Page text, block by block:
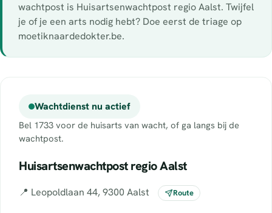
wachtpost is Huisartsenwachtpost regio Aalst. Twijfel
je of je een arts nodig hebt? Doe eerst de triage op
moetiknaardedokter.be.
Wachtdienst nu actief
Bel 1733 voor de huisarts van wacht, of ga langs bij de
wachtpost.
Huisartsenwachtpost regio Aalst
📍 Leopoldlaan 44, 9300 Aalst Route